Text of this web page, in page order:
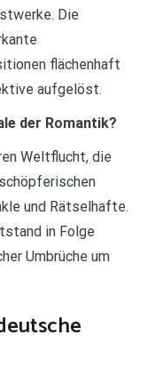
Die
flächenhaft
aufgelöst.
der Romantik?
Weltflucht, die
und Rätselhafte.
in Folge
Umbrüche um